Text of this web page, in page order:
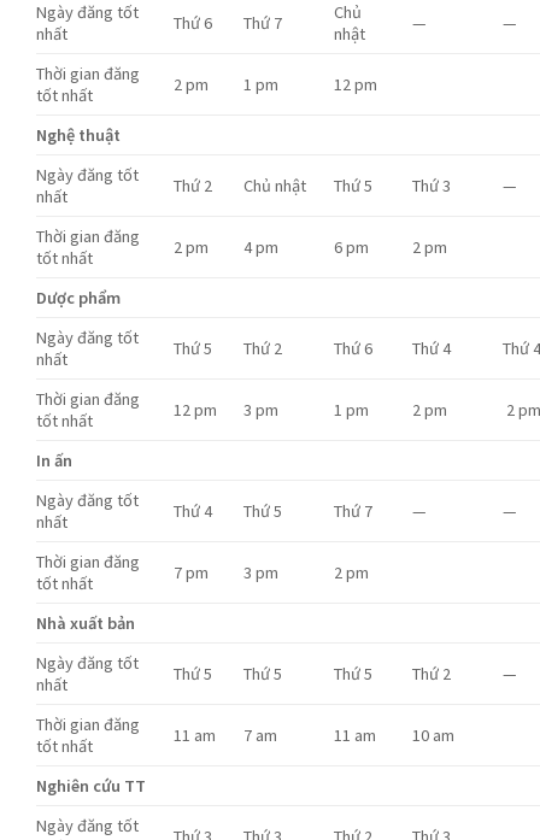
Ngày đăng tốt
nhất
Thứ 6 Thứ 7
Chủ
nhật
— —
Thời gian đăng
tốt nhất
2 pm 1 pm 12 pm
Nghệ thuật
Ngày đăng tốt
nhất
Thứ 2 Chủ nhật Thứ 5 Thứ 3 —
Thời gian đăng
tốt nhất
2 pm 4 pm 6 pm 2 pm
Dược phẩm
Ngày đăng tốt
nhất
Thứ 5 Thứ 2 Thứ 6 Thứ 4 Thứ
Thời gian đăng
tốt nhất
12 pm 3 pm 1 pm 2 pm 2
In ấn
Ngày đăng tốt
nhất
Thứ 4 Thứ 5 Thứ 7 — —
Thời gian đăng
tốt nhất
7 pm 3 pm 2 pm
Nhà xuất bản
Ngày đăng tốt
nhất
Thứ 5 Thứ 5 Thứ 5 Thứ 2 —
Thời gian đăng
tốt nhất
11 am 7 am 11 am 10 am
Nghiên cứu TT
Ngày đăng tốt